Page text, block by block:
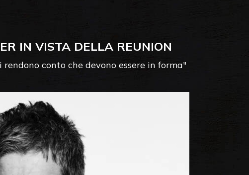
IN VISTA DELLA REUNION
conto che devono essere in forma"